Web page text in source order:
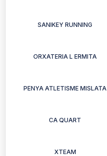
SANIKEY RUNNING
ORXATERIA L ERMITA
PENYA ATLETISME MISLATA
CA QUART
XTEAM